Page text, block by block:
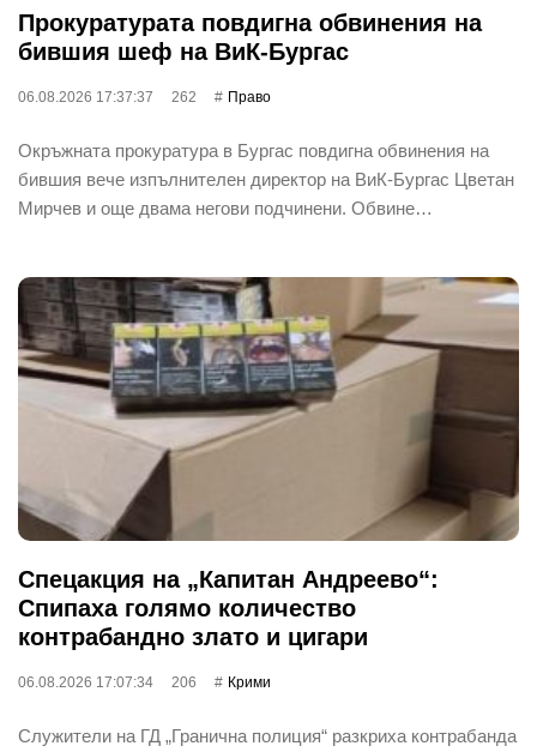
Прокуратурата повдигна обвинения на
бившия шеф на ВиК-Бургас
06.08.2026 17:37:37 262 Право
Окръжната прокуратура в Бургас повдигна обвинения на
бившия вече изпълнителен директор на ВиК-Бургас Цветан
Мирчев и още двама негови подчинени. Обвине…
Спецакция на „Капитан Андреево“:
Спипаха голямо количество
контрабандно злато и цигари
06.08.2026 17:07:34 206 Крими
Служители на ГД „Гранична полиция“ разкриха контрабанда